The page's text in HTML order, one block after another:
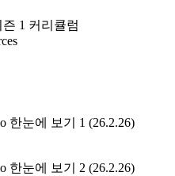
1 커리큘럼
한눈에 보기 1 (26.2.26)
한눈에 보기 2 (26.2.26)